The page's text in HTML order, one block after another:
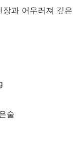
과 어우러져 깊
술